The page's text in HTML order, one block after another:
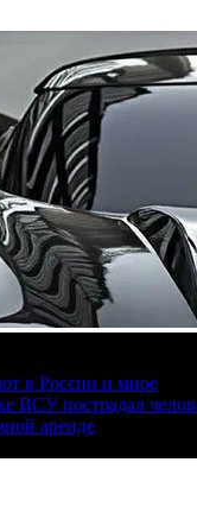
в России и мире
ВСУ пострадал
аренде